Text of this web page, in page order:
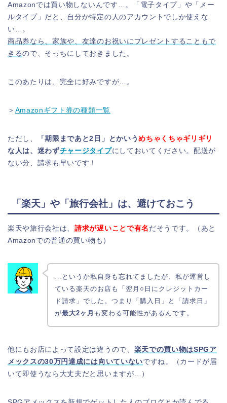
Amazonでは買い物しないんです…。「電子タイプ」や「メー
ルタイプ」だと、自分か特定の人のアカウントでしか使えな
い…。
商品券なら、家族や、友達のお祝いにプレゼントすることもで
きるので、そっちにしておきました。
このあたりは、完全に好みですが…。
＞ Amazonギフト券の種類一覧
ただし、 「期限まであと2日」とかいうめちゃくちゃギリギリ
な人は、迷わずチャージタイプにしておいてください。配送が
ない分、請求も早いです！
「楽天」や「旅行会社」は、避けておこう
楽天や旅行会社は、請求が遅いことで有名 だそうです。（あと
Amazonでの普通の買い物も）
…というか私自身も忘れてましたが、私が運営し
ている楽天のお店も「翌月○日にクレジットカー
ド請求」でした。つまり「購入日」と「請求日」
が最大2ヶ月 も変わる可能性があるんです。
他にもお店によって設定は違うので、 楽天での買い物はSPGア
メックスの30万円達成には向いていないですね。（カードが届
いて即使うなら大丈夫だと思いますが…）